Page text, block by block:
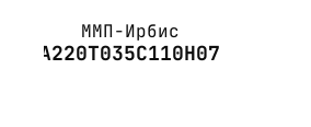
ММП-Ирбис
А220Т035С110Н07